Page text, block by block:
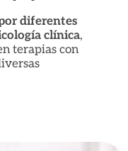
diferentes
clínica,
terapias con